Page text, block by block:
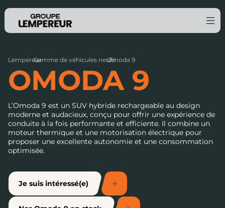
Lempereur
›
Gamme de véhicules neufs
›
Omoda 9
OMODA 9
L’Omoda 9 est un SUV hybride rechargeable au design
moderne et audacieux, conçu pour offrir une expérience de
conduite à la fois performante et efficiente. Il combine un
moteur thermique et une motorisation électrique pour
proposer une excellente autonomie et une consommation
optimisée.
Je suis intéressé(e)